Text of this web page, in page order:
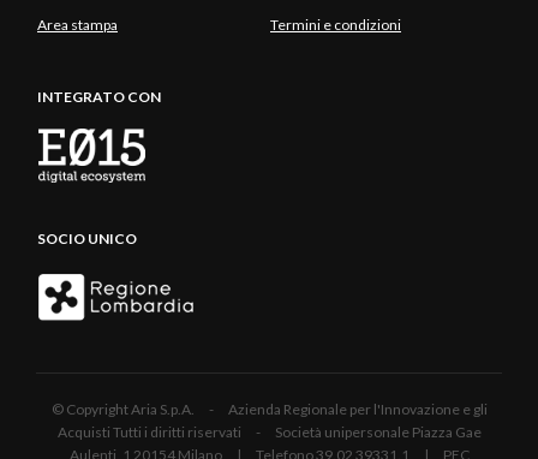
Area stampa Termini e condizioni
INTEGRATO CON
SOCIO UNICO
© Copyright Aria S.p.A. - Azienda Regionale per l'Innovazione e gli
Acquisti Tutti i diritti riservati - Società unipersonale Piazza Gae
Aulenti, 1 20154 Milano | Telefono 39.02 39331.1 | PEC